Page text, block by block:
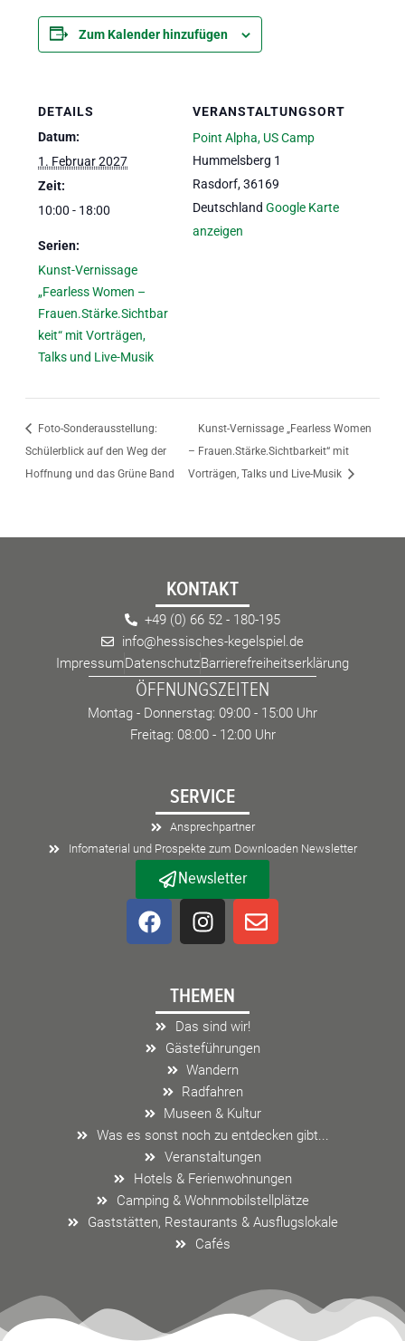
Zum Kalender hinzufügen
DETAILS
Datum:
1. Februar 2027
Zeit:
10:00 - 18:00
Serien:
Kunst-Vernissage
„Fearless Women –
Frauen.Stärke.Sichtbar
keit“ mit Vorträgen,
Talks und Live-Musik
VERANSTALTUNGSORT
Point Alpha, US Camp
Hummelsberg 1
Rasdorf, 36169
Deutschland Google Karte
anzeigen
Foto-Sonderausstellung:
Schülerblick auf den Weg der
Hoffnung und das Grüne Band
Kunst-Vernissage „Fearless Women
– Frauen.Stärke.Sichtbarkeit“ mit
Vorträgen, Talks und Live-Musik
KONTAKT
+49 (0) 66 52 - 180-195
info@hessisches-kegelspiel.de
ImpressumDatenschutzBarrierefreiheitserklärung
ÖFFNUNGSZEITEN
Montag - Donnerstag: 09:00 - 15:00 Uhr
Freitag: 08:00 - 12:00 Uhr
SERVICE
Ansprechpartner
Infomaterial und Prospekte zum Downloaden Newsletter
Newsletter
F
a
o
o
I
n
a
g
r
a
m
E
n
p
THEMEN
Das sind wir!
Gästeführungen
Wandern
Radfahren
Museen & Kultur
Was es sonst noch zu entdecken gibt...
Veranstaltungen
Hotels & Ferienwohnungen
Camping & Wohnmobilstellplätze
Gaststätten, Restaurants & Ausflugslokale
Cafés